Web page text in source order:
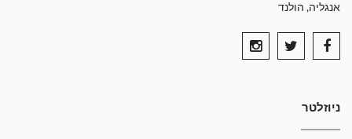
אנגליה, הולנד
ניוזלטר